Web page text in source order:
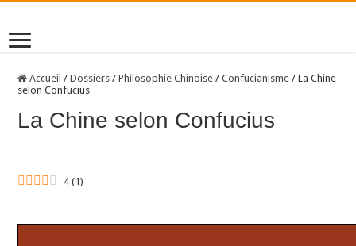
Accueil / Dossiers / Philosophie Chinoise / Confucianisme / La Chine
selon Confucius
La Chine selon Confucius
4 (1)